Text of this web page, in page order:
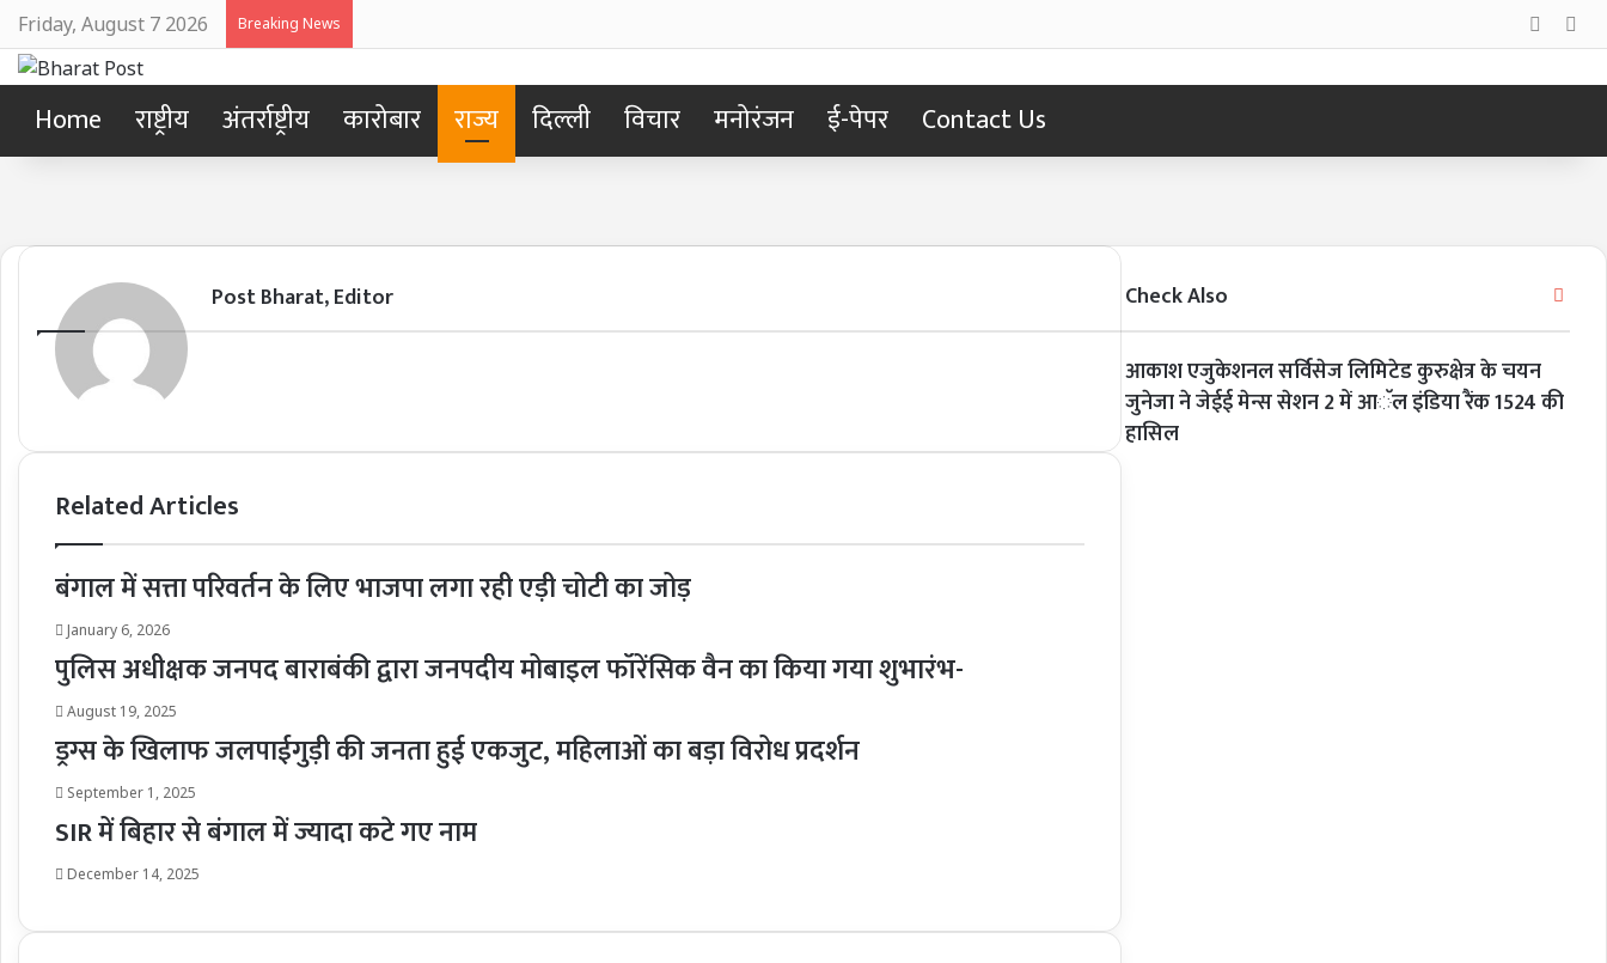
Friday, August 7 2026 Breaking News Log In
Home राष्ट्रीय अंतर्राष्ट्रीय कारोबार राज्य दिल्ली विचार मनोरंजन ई-पेपर Contact Us
Post Bharat, Editor
Related Articles
बंगाल में सत्ता परिवर्तन के लिए भाजपा लगा रही एड़ी चोटी का जोड़
January 6, 2026
पुलिस अधीक्षक जनपद बाराबंकी द्वारा जनपदीय मोबाइल फॉरेंसिक वैन का किया गया शुभारंभ-
August 19, 2025
ड्रग्स के खिलाफ जलपाईगुड़ी की जनता हुई एकजुट, महिलाओं का बड़ा विरोध प्रदर्शन
September 1, 2025
SIR में बिहार से बंगाल में ज्यादा कटे गए नाम
December 14, 2025
Check Also Close
आकाश एजुकेशनल सर्विसेज लिमिटेड कुरुक्षेत्र के चयन
जुनेजा ने जेईई मेन्स सेशन 2 में आॅल इंडिया रैंक 1524 की
हासिल